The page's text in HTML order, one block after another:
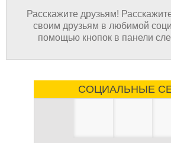
Расскажите друзьям!
своим друзьям в любимой
помощью кнопок в панели
СОЦИАЛЬНЫЕ